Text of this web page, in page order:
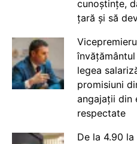
cunoștințe,
țară și să
legea
promisiuni
angajații din
respectate
De la 4.90